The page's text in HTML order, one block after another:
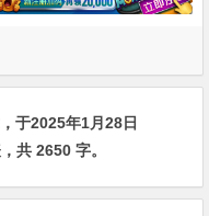
于2025年1月28日
共 2650 字。